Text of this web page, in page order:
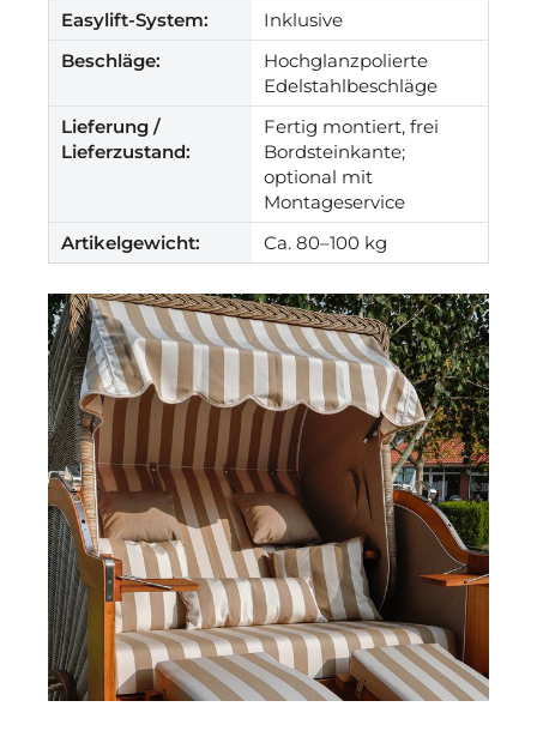
Easylift-System:
Inklusive
Beschläge:
Hochglanzpolierte
Edelstahlbeschläge
Lieferung /
Lieferzustand:
Fertig montiert, frei
Bordsteinkante;
optional mit
Montageservice
Artikelgewicht:
Ca. 80–100 kg